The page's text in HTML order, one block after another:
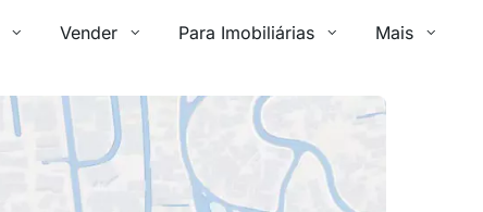
Vender Para Imobiliárias Mais